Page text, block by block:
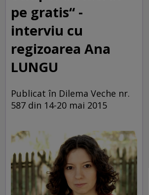
pe gratis“ -
interviu cu
regizoarea Ana
LUNGU
Publicat în Dilema Veche nr.
587 din 14-20 mai 2015